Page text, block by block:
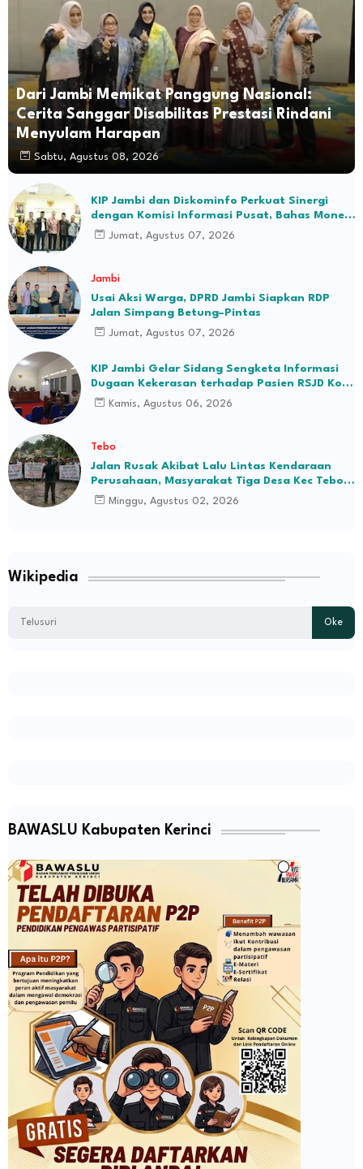
Dari Jambi Memikat Panggung Nasional:
Cerita Sanggar Disabilitas Prestasi Rindani
Menyulam Harapan
Sabtu, Agustus 08, 2026
KIP Jambi dan Diskominfo Perkuat Sinergi
dengan Komisi Informasi Pusat, Bahas Monev
hingga Seleksi Komisioner
Jumat, Agustus 07, 2026
Jambi
Usai Aksi Warga, DPRD Jambi Siapkan RDP
Jalan Simpang Betung–Pintas
Jumat, Agustus 07, 2026
KIP Jambi Gelar Sidang Sengketa Informasi
Dugaan Kekerasan terhadap Pasien RSJD Kol.
H.M.Syukur Jambi
Kamis, Agustus 06, 2026
Tebo
Jalan Rusak Akibat Lalu Lintas Kendaraan
Perusahaan, Masyarakat Tiga Desa Kec Tebo
Ilir Bakal Blokade Jalan
Minggu, Agustus 02, 2026
Wikipedia
BAWASLU Kabupaten Kerinci